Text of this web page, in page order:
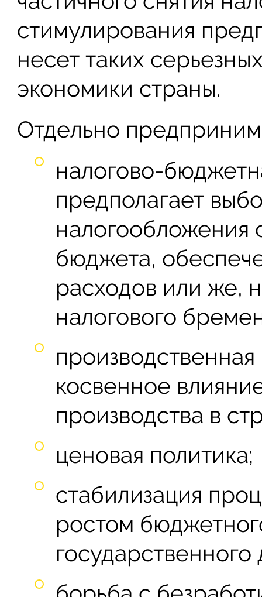
стимулирования
несет таких
экономики страны.
Отдельно
налогово-
предполагает
налогообложения
бюджета,
расходов или же,
налогового
косвенное
производства в
ценовая политика;
стабилизация
ростом
государственного